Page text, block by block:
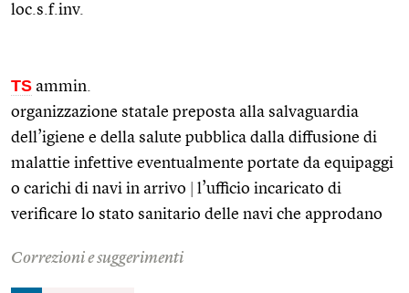
loc.s.f.inv.
TS ammin.
organizzazione statale preposta alla salvaguardia
dell’igiene e della salute pubblica dalla diffusione di
malattie infettive eventualmente portate da equipaggi
o carichi di navi in arrivo
l’ufficio incaricato di
verificare lo stato sanitario delle navi che approdano
Correzioni e suggerimenti